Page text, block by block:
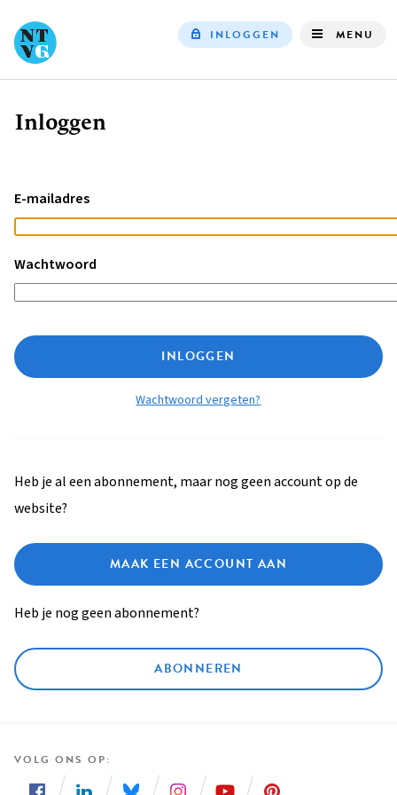
INLOGGEN MENU
Kruimelpad
Inloggen
E-mailadres
Wachtwoord
INLOGGEN
Wachtwoord vergeten?
Heb je al een abonnement, maar nog geen account op de
website?
MAAK EEN ACCOUNT AAN
Heb je nog geen abonnement?
ABONNEREN
VOLG ONS OP